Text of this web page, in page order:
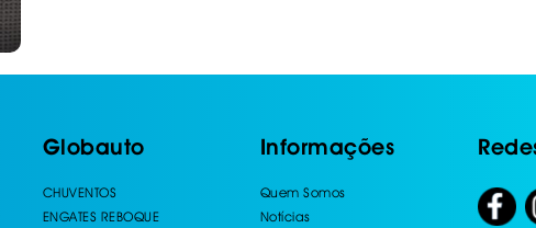
Globauto
CHUVENTOS
ENGATES REBOQUE
Informações
Quem Somos
Notícias